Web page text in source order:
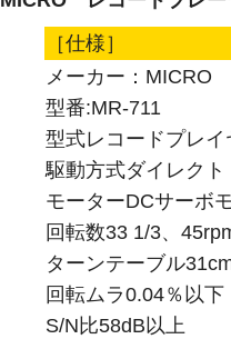
［仕様］
メーカー：MICRO
型番:MR-711
型式レコードプレイ
駆動方式ダイレク
モーターDCサーボ
回転数33 1/3、
ターンテーブル
回転ムラ0.04％以下
S/N比58dB以上